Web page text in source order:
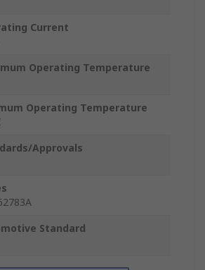
Current
Operating Temperature
Operating Temperature
Approvals
Standard